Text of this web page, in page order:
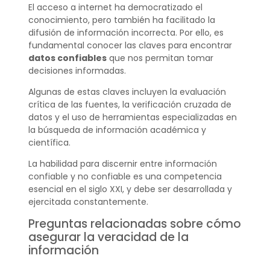
El acceso a internet ha democratizado el
conocimiento, pero también ha facilitado la
difusión de información incorrecta. Por ello, es
fundamental conocer las claves para encontrar
datos confiablesque nos permitan tomar
decisiones informadas.
Algunas de estas claves incluyen la evaluación
crítica de las fuentes, la verificación cruzada de
datos y el uso de herramientas especializadas en
la búsqueda de información académica y
científica.
La habilidad para discernir entre información
confiable y no confiable es una competencia
esencial en el siglo XXI, y debe ser desarrollada y
ejercitada constantemente.
Preguntas relacionadas sobre cómo
asegurar la veracidad de la
información